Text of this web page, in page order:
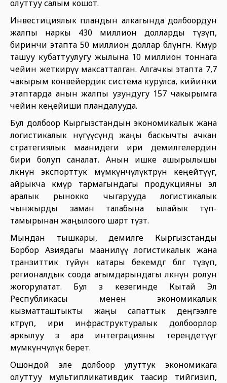
олуттуу салым кошот.
Инвестициялык пландын алкагында долбоордун
жалпы наркы 430 миллион долларды түзүп,
биринчи этапта 50 миллион доллар бөлүнгөн. Көмүр
ташуу кубаттуулугу жылына 10 миллион тоннага
чейин жеткирүү максатталган. Алгачкы этапта 7,7
чакырым конвейердик система курулса, кийинки
этаптарда анын жалпы узундугу 157 чакырымга
чейин кеңейиши пландалууда.
Бул долбоор Кыргызстандын экономикалык жана
логистикалык өнүгүүсүндө жаңы баскычты ачкан
стратегиялык маанидеги ири демилгелердин
бири болуп саналат. Анын ишке ашырылышы
өлкөнүн экспорттук мүмкүнчүлүктөрүн кеңейтүүгө,
айрыкча көмүр тармагындагы продукцияны эл
аралык рынокко чыгарууда логистикалык
чынжырды заман талабына ылайык түп-
тамырынан жаңылоого шарт түзөт.
Мындан тышкары, демилге Кыргызстанды
Борбор Азиядагы маанилүү логистикалык жана
транзиттик түйүн катары бекемдөөгө өбөлгө түзүп,
регионалдык соода агымдарындагы өлкөнүн ролун
жогорулатат. Бул өз кезегинде Кытай Эл
Республикасы менен экономикалык
кызматташтыкты жаңы сапаттык деңгээлге
көтөрүп, ири инфраструктуралык долбоорлор
аркылуу өз ара интеграцияны тереңдетүүгө
мүмкүнчүлүк берет.
Ошондой эле долбоор улуттук экономикага
олуттуу мультипликативдик таасир тийгизип,